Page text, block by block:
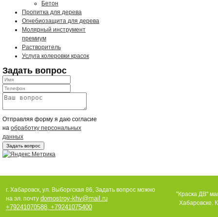
Бетон
Пропитка для дерева
Огнебиозащита для дерева
Молярный инструмент
премиум
Растворитель
Услуга колеровки красок
Задать вопрос
Отправляя форму я даю согласие
на обработку персональных
данных
г. Хабаровск, ул. Выборгская 86, Задать вопрос можно
на эл. почту domostroy-khv@mail.ru
+79241070588, +79241075400
"Краска ДВ"
Хабаровске.